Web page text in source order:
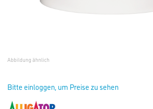
Abbildung ähnlich
Bitte einloggen, um Preise zu sehen